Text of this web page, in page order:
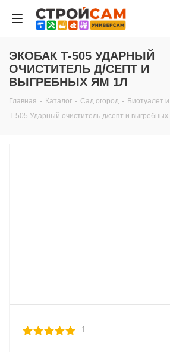
ЭКОБАК Т-505 УДАРНЫЙ
ОЧИСТИТЕЛЬ Д/СЕПТ И
ВЫГРЕБНЫХ ЯМ 1Л
Главная - Каталог - Сад огород - Биотуалет
Т-505 Ударный очиститель д/септ и выгребных
1